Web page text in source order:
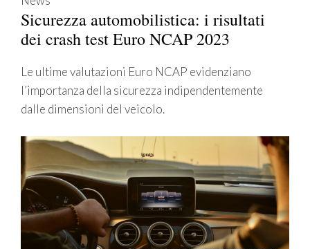
Sicurezza automobilistica: i risultati
dei crash test Euro NCAP 2023
Le ultime valutazioni Euro NCAP evidenziano
l’importanza della sicurezza indipendentemente
dalle dimensioni del veicolo.